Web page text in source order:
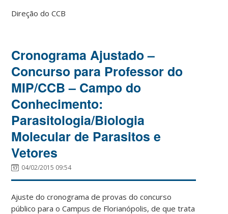
Direção do CCB
Cronograma Ajustado –
Concurso para Professor do
MIP/CCB – Campo do
Conhecimento:
Parasitologia/Biologia
Molecular de Parasitos e
Vetores
04/02/2015 09:54
Ajuste do cronograma de provas do concurso
público para o Campus de Florianópolis, de que trata